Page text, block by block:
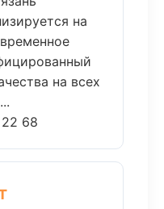
на
на всех
68